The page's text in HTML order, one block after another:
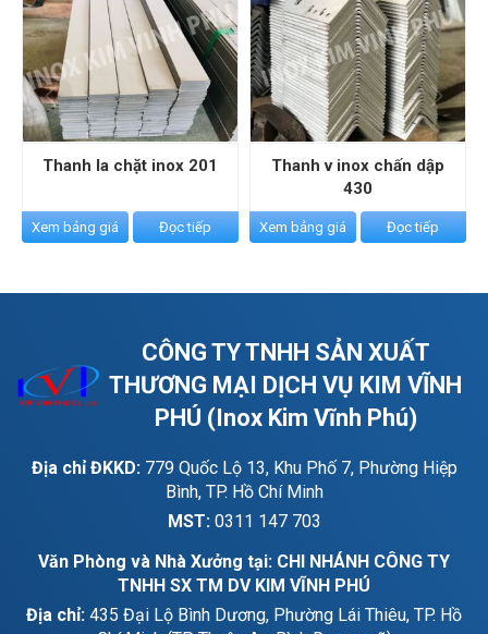
Thanh la chặt inox 201
Xem bảng giá Đọc tiếp
Thanh v inox chấn dập
430
Xem bảng giá Đọc tiếp
CÔNG TY TNHH SẢN XUẤT
THƯƠNG MẠI DỊCH VỤ KIM VĨNH
PHÚ (Inox Kim Vĩnh Phú)
Địa chỉ ĐKKD: 779 Quốc Lộ 13, Khu Phố 7, Phường Hiệp
Bình, TP. Hồ Chí Minh
MST: 0311 147 703
Văn Phòng và Nhà Xưởng tại: CHI NHÁNH CÔNG TY
TNHH SX TM DV KIM VĨNH PHÚ
Địa chỉ: 435 Đại Lộ Bình Dương, Phường Lái Thiêu, TP. Hồ